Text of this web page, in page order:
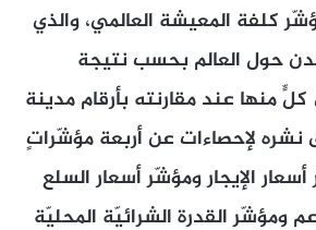
كلفة المعيشة العالمي، والذي
حول العالم بحسب نتيجة
منها عند مقارنته بأرقام مدينة
نشره لإحصاءات عن أربعة مؤشّراتٍ
الإيجار ومؤشّر أسعار السلع
ومؤشّر القدرة الشرائيّة المحليّة